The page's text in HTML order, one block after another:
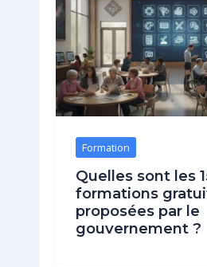
Formation
Quelles sont les
formations
proposées par le
gouvernement ?